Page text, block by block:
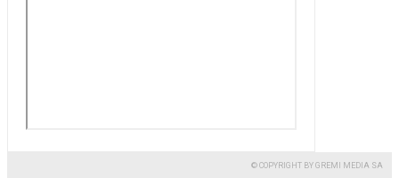
© COPYRIGHT BY GREMI MEDIA SA